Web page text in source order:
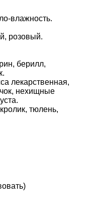
влажность.
розовый.
берилл,
лекарственная,
нехищные
тюлень,